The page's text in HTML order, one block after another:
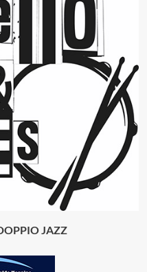
JAZZ